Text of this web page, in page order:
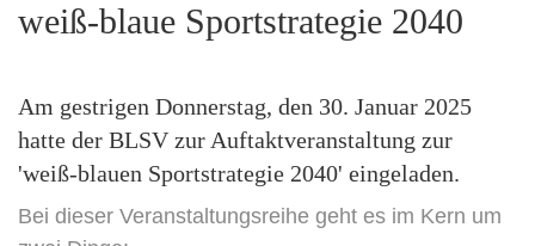
weiß-blaue Sportstrategie 2040
Am gestrigen Donnerstag, den 30. Januar 2025
hatte der BLSV zur Auftaktveranstaltung zur
'weiß-blauen Sportstrategie 2040' eingeladen.
Bei dieser Veranstaltungsreihe geht es im Kern um